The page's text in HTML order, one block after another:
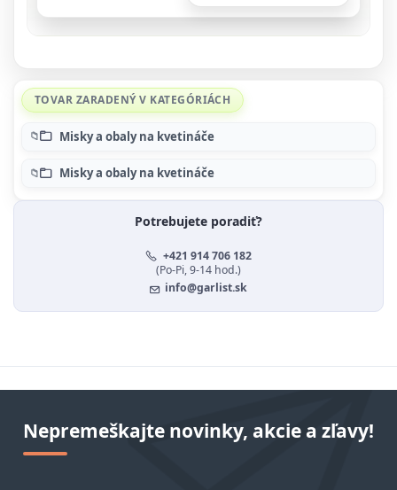
TOVAR ZARADENÝ V KATEGÓRIÁCH
Misky a obaly na kvetináče
Misky a obaly na kvetináče
Potrebujete poradiť?
+421 914 706 182
(Po-Pi, 9-14 hod.)
info@garlist.sk
Nepremeškajte novinky, akcie a zľavy!